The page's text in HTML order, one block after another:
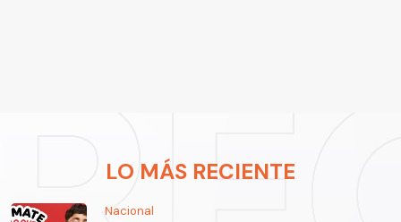
LO MÁS RECIENTE
Nacional